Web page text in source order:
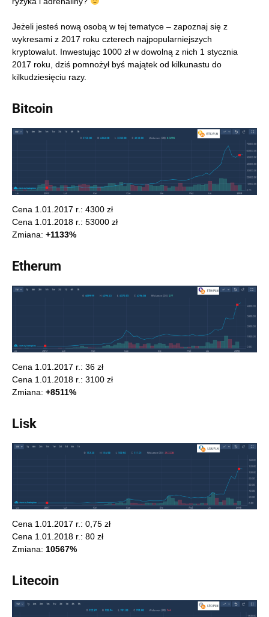
Jeżeli jesteś nową osobą w tej tematyce – zapoznaj się z
wykresami z 2017 roku czterech najpopularniejszych
kryptowalut. Inwestując 1000 zł w dowolną z nich 1 stycznia
2017 roku, dziś pomnożył byś majątek od kilkunastu do
kilkudziesięciu razy.
Bitcoin
Cena 1.01.2017 r.: 4300 zł
Cena 1.01.2018 r.: 53000 zł
Zmiana: +1133%
Etherum
Cena 1.01.2017 r.: 36 zł
Cena 1.01.2018 r.: 3100 zł
Zmiana: +8511%
Lisk
Cena 1.01.2017 r.: 0,75 zł
Cena 1.01.2018 r.: 80 zł
Zmiana: 10567%
Litecoin